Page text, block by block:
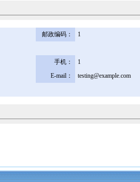
邮政编码：
1
手机：
1
E-mail：
testing@example.com